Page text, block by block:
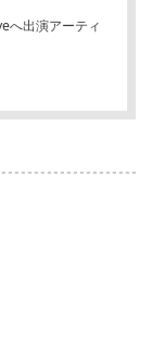
へ出演アーティ